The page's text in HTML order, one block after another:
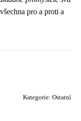
pro a proti a
Kategorie: Ostatní